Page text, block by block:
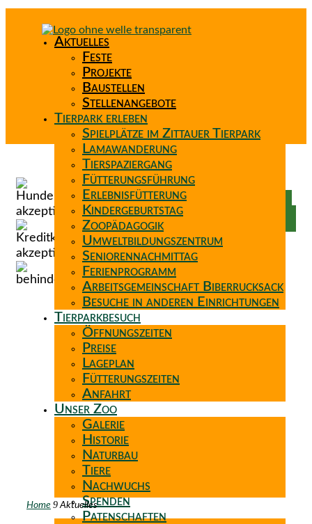
Aktuelles
Feste
Projekte
Baustellen
Stellenangebote
Tierpark erleben
Spielplätze im Zittauer Tierpark
Lamawanderung
Tierspaziergang
Fütterungsführung
Erlebnisfütterung
Kindergeburtstag
Zoopädagogik
Umweltbildungszentrum
Seniorennachmittag
Ferienprogramm
Arbeitsgemeinschaft Biberrucksack
Besuche in anderen Einrichtungen
Tierparkbesuch
Öffnungszeiten
Preise
Lageplan
Fütterungszeiten
Anfahrt
Unser Zoo
Galerie
Historie
Naturbau
Tiere
Nachwuchs
Spenden
Patenschaften
Home 9 Aktuelles